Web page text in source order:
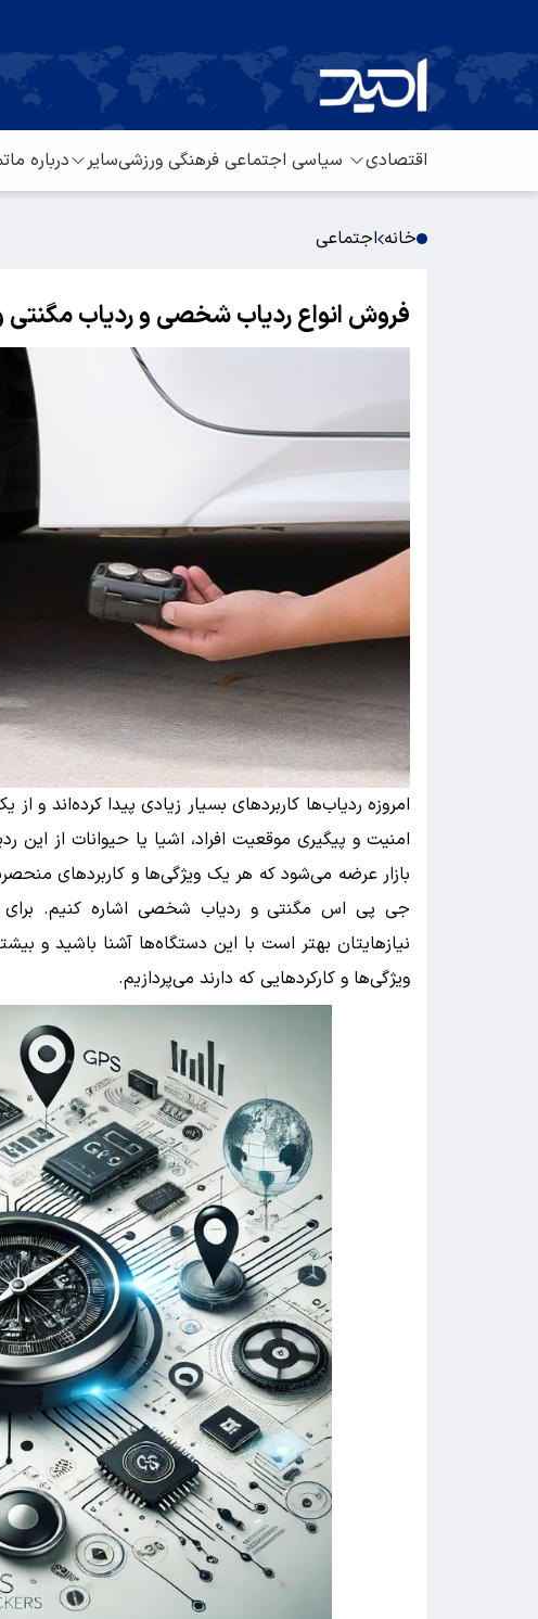
اقتصادی سیاسی اجتماعی فرهنگی ورزشیسایر درباره ما
خانه اجتماعی
فروش انواع ردیاب شخصی و ردیاب مگنتی
امروزه ردیاب‌ها کاربردهای بسیار زیادی پیدا کرده‌اند و
امنیت و پیگیری موقعیت افراد، اشیا یا حیوانات از این
بازار عرضه می‌شود که هر یک ویژگی‌ها و کاربردهای
جی پی اس مگنتی و ردیاب شخصی اشاره کنیم.
نیازهایتان بهتر است با این دستگاه‌ها آشنا باشید و
ویژگی‌ها و کارکردهایی که دارند می‌پردازیم.